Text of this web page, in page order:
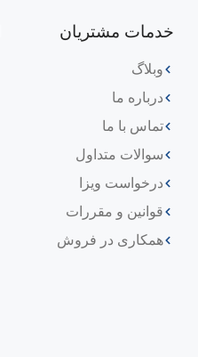
خدمات مشتریان
وبلاگ
درباره ما
تماس با ما
سوالات متداول
درخواست ویزا
قوانین و مقررات
همکاری در فروش